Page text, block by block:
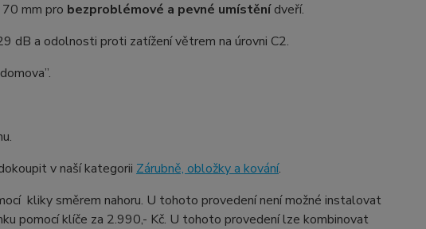
mm pro bezproblémové a pevné umístěnídveří.
dB a odolnosti proti zatížení větrem na úrovni C2.
v naší kategorii Zárubně, obložky a kování.
kliky směrem nahoru. U tohoto provedení není možné instalovat
pomocí klíče za 2.990,- Kč. U tohoto provedení lze kombinovat